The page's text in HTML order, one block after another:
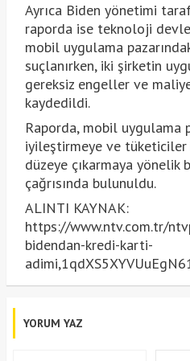
Ayrıca Biden yönetimi
raporda ise teknoloji
mobil uygulama
suçlanırken, iki şirketin
gereksiz engeller ve
kaydedildi.
Raporda, mobil uygulama
iyileştirmeye ve
düzeye çıkarmaya yönelik
çağrısında bulunuldu.
ALINTI KAYNAK:
https://www.ntv.com.tr/
bidendan-kredi-karti-
YORUM YAZ